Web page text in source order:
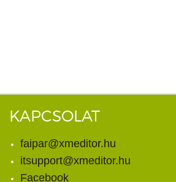
KAPCSOLAT
faipar@xmeditor.hu
itsupport@xmeditor.hu
Facebook